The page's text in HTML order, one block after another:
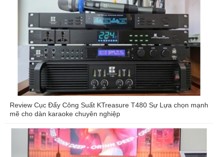
Review Cục Đẩy Công Suất KTreasure T480 Sự Lựa chọn mạnh
mẽ cho dàn karaoke chuyên nghiệp